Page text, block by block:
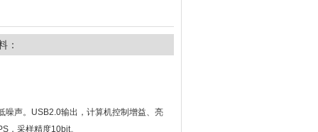
：
声。USB2.0输出，计算机控制增益、亮
，采样精度10bit。